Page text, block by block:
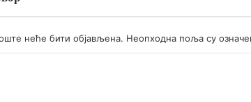
неће бити објављена. Неопходна поља су